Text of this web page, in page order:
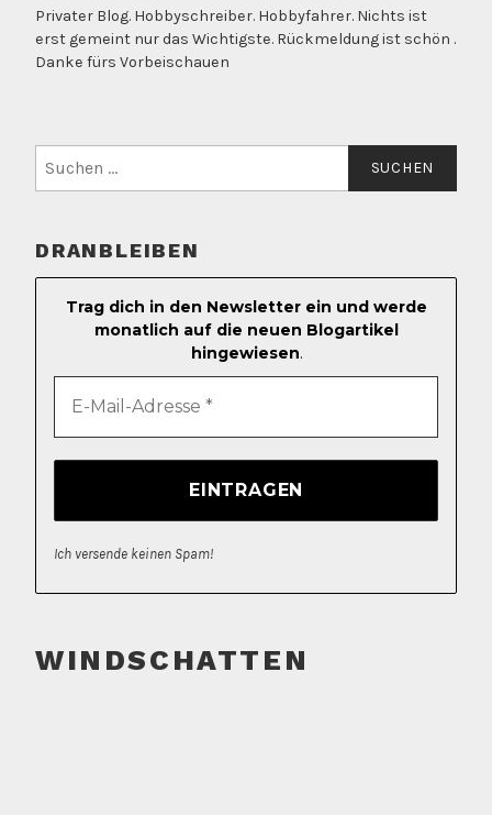
Privater Blog. Hobbyschreiber. Hobbyfahrer. Nichts ist
erst gemeint nur das Wichtigste. Rückmeldung ist schön .
Danke fürs Vorbeischauen
nach:
DRANBLEIBEN
Trag dich in den Newsletter ein und werde
monatlich auf die neuen Blogartikel
hingewiesen.
Ich versende keinen Spam!
WINDSCHATTEN